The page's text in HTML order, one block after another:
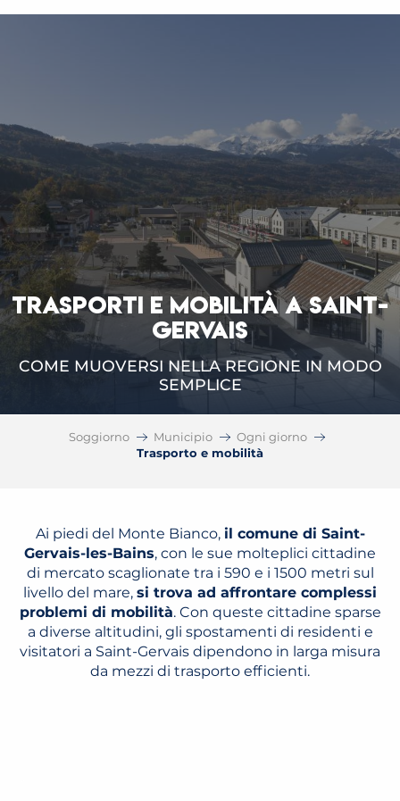
TRASPORTI E MOBILITÀ A SAINT-
GERVAIS
COME MUOVERSI NELLA REGIONE IN MODO
SEMPLICE
Soggiorno Municipio
Ogni giorno
Trasporto e mobilità
Ai piedi del Monte Bianco, il comune di Saint-
Gervais-les-Bains, con le sue molteplici cittadine
di mercato scaglionate tra i 590 e i 1500 metri sul
livello del mare, si trova ad affrontare complessi
problemi di mobilità. Con queste cittadine sparse
a diverse altitudini, gli spostamenti di residenti e
visitatori a Saint-Gervais dipendono in larga misura
da mezzi di trasporto efficienti.